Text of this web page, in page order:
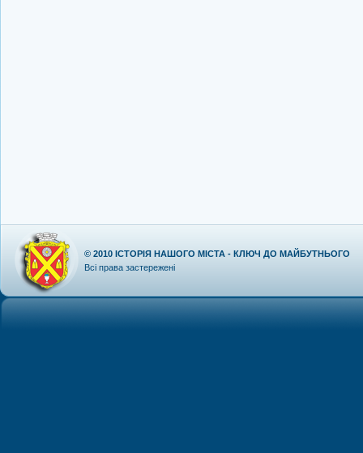
© 2010 ІСТОРІЯ НАШОГО МІСТА - КЛЮЧ ДО МАЙБУТНЬОГО
Всі права застережені